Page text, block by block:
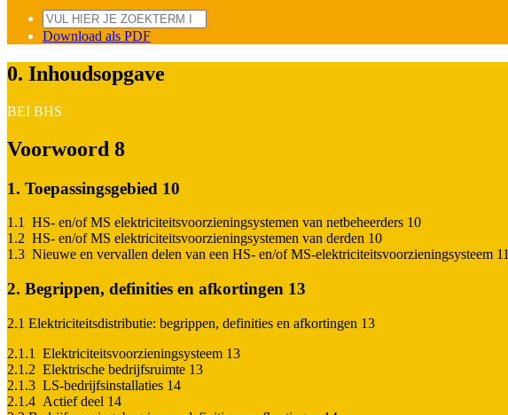
Download als PDF
0. Inhoudsopgave
BEI BHS
Voorwoord 8
1. Toepassingsgebied 10
1.1 HS- en/of MS elektriciteitsvoorzieningsystemen van netbeheerders 10
1.2 HS- en/of MS elektriciteitsvoorzieningsystemen van derden 10
1.3 Nieuwe en vervallen delen van een HS- en/of MS-elektriciteitsvoorzieningsysteem 11
2. Begrippen, definities en afkortingen 13
2.1 Elektriciteitsdistributie: begrippen, definities en afkortingen 13
2.1.1 Elektriciteitsvoorzieningsysteem 13
2.1.2 Elektrische bedrijfsruimte 13
2.1.3 LS-bedrijfsinstallaties 14
2.1.4 Actief deel 14